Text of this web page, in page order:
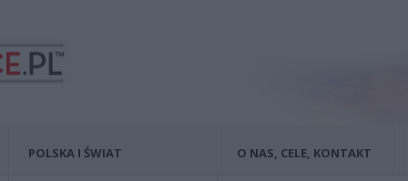
POLSKA I ŚWIAT O NAS, CELE, KONTAKT